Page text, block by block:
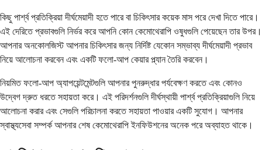
কিছু পার্শ্ব প্রতিক্রিয়া দীর্ঘমেয়াদী হতে পারে বা চিকিৎসার কয়েক মাস পরে দেখা দিতে পারে।
এই দেরিতে প্রভাবগুলি নির্ভর করে আপনি কোন কেমোথেরাপি ওষুধগুলি পেয়েছেন তার উপর।
আপনার অনকোলজিস্ট আপনার চিকিৎসার জন্য নির্দিষ্ট যেকোন সম্ভাব্য দীর্ঘমেয়াদী প্রভাব
নিয়ে আলোচনা করবেন এবং একটি ফলো-আপ কেয়ার প্ল্যান তৈরি করবেন।
নিয়মিত ফলো-আপ অ্যাপয়েন্টমেন্টগুলি আপনার পুনরুদ্ধার পর্যবেক্ষণ করতে এবং কোনও
উদ্বেগ দ্রুত ধরতে সহায়তা করে। এই পরিদর্শনগুলি দীর্ঘস্থায়ী পার্শ্ব প্রতিক্রিয়াগুলি নিয়ে
আলোচনা করার এবং সেগুলি পরিচালনা করতে সহায়তা পাওয়ার একটি সুযোগ। আপনার
স্বাস্থ্যসেবা সম্পর্ক আপনার শেষ কেমোথেরাপি ইনফিউশনের অনেক পরে অব্যাহত থাকে।